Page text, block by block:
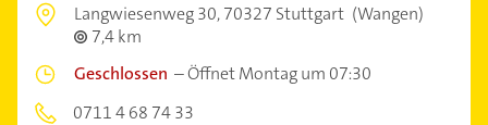
Langwiesenweg 30,70327 Stuttgart (Wangen)
7,4 km
Geschlossen –Öffnet Montag um 07:30
0711 4 68 74 33